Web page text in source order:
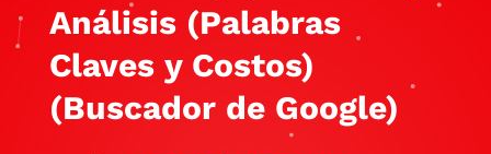
Análisis (Palabras
Claves y Costos)
(Buscador de Google)